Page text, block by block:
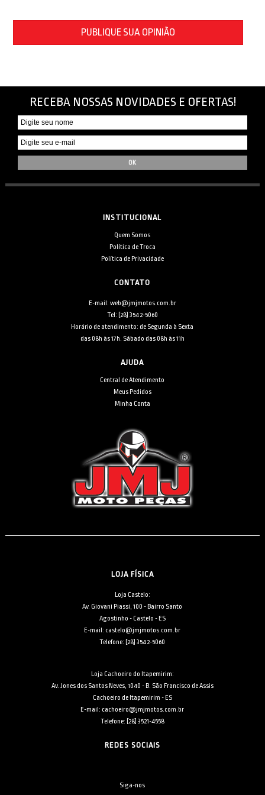
PUBLIQUE SUA OPINIÃO
RECEBA NOSSAS NOVIDADES E OFERTAS!
INSTITUCIONAL
Quem Somos
Política de Troca
Política de Privacidade
CONTATO
E-mail: web@jmjmotos.com.br
Tel: [28] 3542-5060
Horário de atendimento: de Segunda à Sexta
das 08h às 17h. Sábado das 08h às 11h
AJUDA
Central de Atendimento
Meus Pedidos
Minha Conta
LOJA FÍSICA
Loja Castelo:
Av. Giovani Piassi, 100 - Bairro Santo
Agostinho - Castelo - ES
E-mail: castelo@jmjmotos.com.br
Telefone: [28] 3542-5060
Loja Cachoeiro do Itapemirim:
Av. Jones dos Santos Neves, 1040 - B. São Francisco de Assis
Cachoeiro de Itapemirim - ES
E-mail: cachoeiro@jmjmotos.com.br
Telefone: [28] 3521-4558
REDES SOCIAIS
Siga-nos